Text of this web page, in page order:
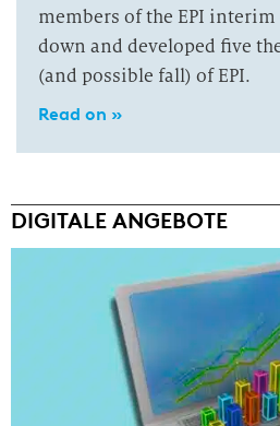
members of the EPI interim
down and developed five
(and possible fall) of EPI.
Read on »
DIGITALE ANGEBOTE